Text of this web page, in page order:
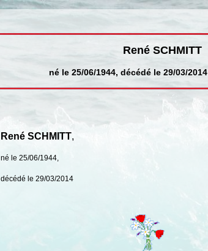
René SCHMITT
né le 25/06/1944, décédé le 29/03/2014
René SCHMITT,
né le 25/06/1944,
décédé le 29/03/2014